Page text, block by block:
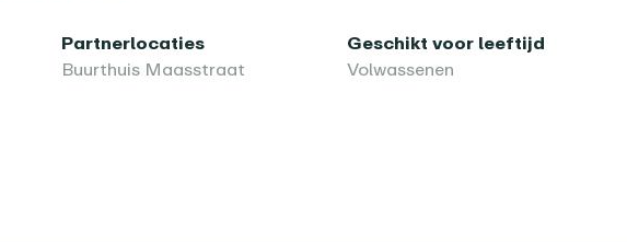
Partnerlocaties
Buurthuis Maasstraat
Geschikt voor leeftijd
Volwassenen